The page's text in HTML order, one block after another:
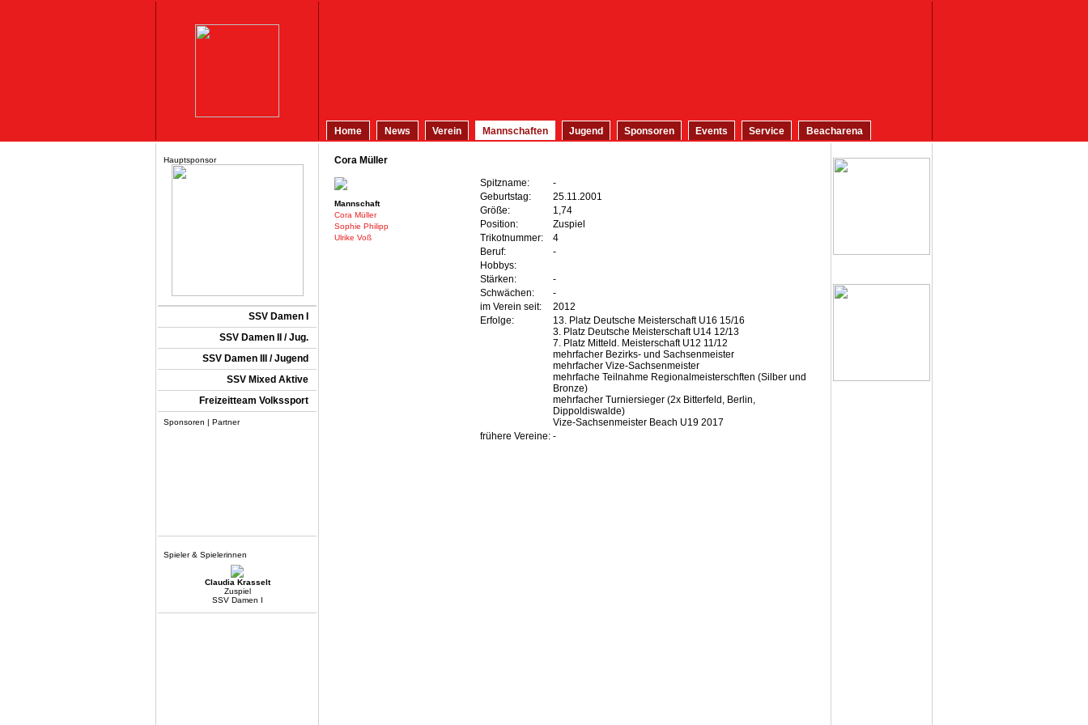
Home News Verein Mannschaften Jugend Sponsoren Events Service Beacharena
Hauptsponsor
SSV Damen I
SSV Damen II / Jug.
SSV Damen III / Jugend
SSV Mixed Aktive
Freizeitteam Volkssport
Sponsoren | Partner
Spieler & Spielerinnen
Claudia Krasselt
Zuspiel
SSV Damen I
Cora Müller
Mannschaft
Cora Müller
Sophie Philipp
Ulrike Voß
Spitzname:
-
Geburtstag:
25.11.2001
Größe:
1,74
Position:
Zuspiel
Trikotnummer:
4
Beruf:
-
Hobbys:
Stärken:
-
Schwächen:
-
im Verein seit:
2012
Erfolge:
13. Platz Deutsche Meisterschaft U16 15/16
3. Platz Deutsche Meisterschaft U14 12/13
7. Platz Mitteld. Meisterschaft U12 11/12
mehrfacher Bezirks- und Sachsenmeister
mehrfacher Vize-Sachsenmeister
mehrfache Teilnahme Regionalmeisterschften (Silber und
Bronze)
mehrfacher Turniersieger (2x Bitterfeld, Berlin,
Dippoldiswalde)
Vize-Sachsenmeister Beach U19 2017
frühere Vereine: -